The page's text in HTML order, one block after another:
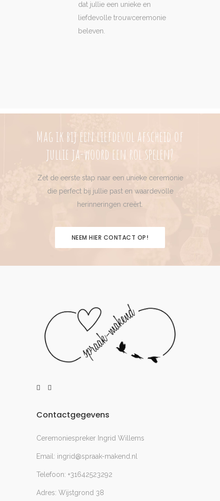
dat jullie een unieke en
liefdevolle trouwceremonie
beleven.
Mag ik bij een liefdevol afscheid of
jullie ja-woord een rol spelen?
Zet de eerste stap naar een unieke ceremonie
die perfect bij jullie past en waardevolle
herinneringen creërt.
NEEM HIER CONTACT OP!
Contactgegevens
Ceremoniespreker Ingrid Willems
Email: ingrid@spraak-makend.nl
Telefoon: +31642523292
Adres: Wijstgrond 38